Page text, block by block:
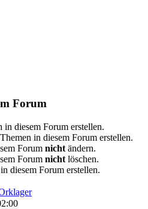
Forum
in diesem Forum erstellen.
in diesem Forum erstellen.
Forum nicht ändern.
Forum nicht löschen.
diesem Forum erstellen.